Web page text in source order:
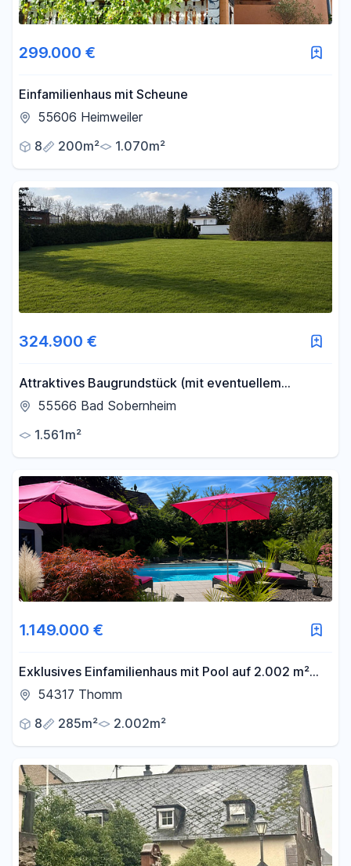
299.000 €
Einfamilienhaus mit Scheune
55606 Heimweiler
8
200m² 1.070m²
324.900 €
Attraktives Baugrundstück (mit eventuellem
Potenzial für ein 10-Familienhaus)
55566 Bad Sobernheim
1.561m²
1.149.000 €
Exklusives Einfamilienhaus mit Pool auf 2.002 m²
Grundstück Nähe Trier
54317 Thomm
8
285m² 2.002m²